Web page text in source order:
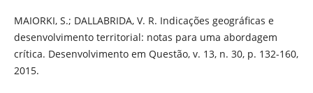
MAIORKI, S.; DALLABRIDA, V. R. Indicações geográficas e
desenvolvimento territorial: notas para uma abordagem
crítica. Desenvolvimento em Questão, v. 13, n. 30, p. 132-160,
2015.